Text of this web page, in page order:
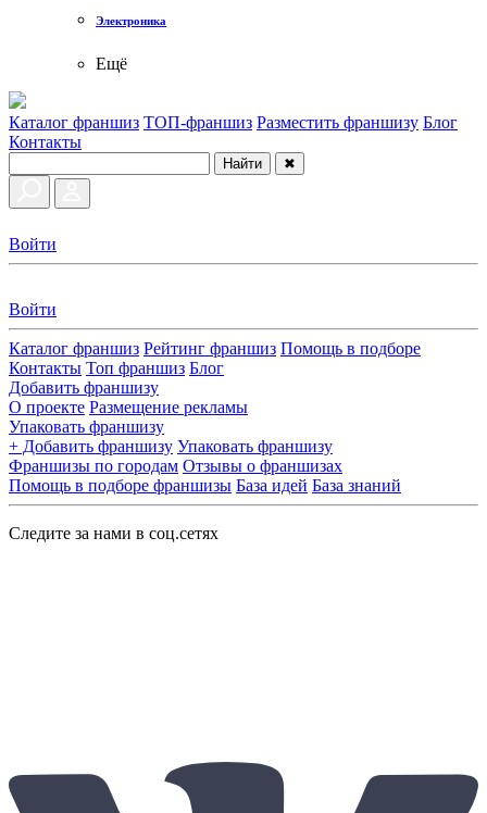
Электроника
Ещё
Каталог франшиз ТОП-франшиз Разместить франшизу Блог
Контакты
Найти ✖
Войти
Войти
Каталог франшиз Рейтинг франшиз Помощь в подборе
Контакты Топ франшиз Блог
Добавить франшизу
О проекте Размещение рекламы
Упаковать франшизу
+ Добавить франшизу Упаковать франшизу
Франшизы по городам Отзывы о франшизах
Помощь в подборе франшизы База идей База знаний
Следите за нами в соц.сетях